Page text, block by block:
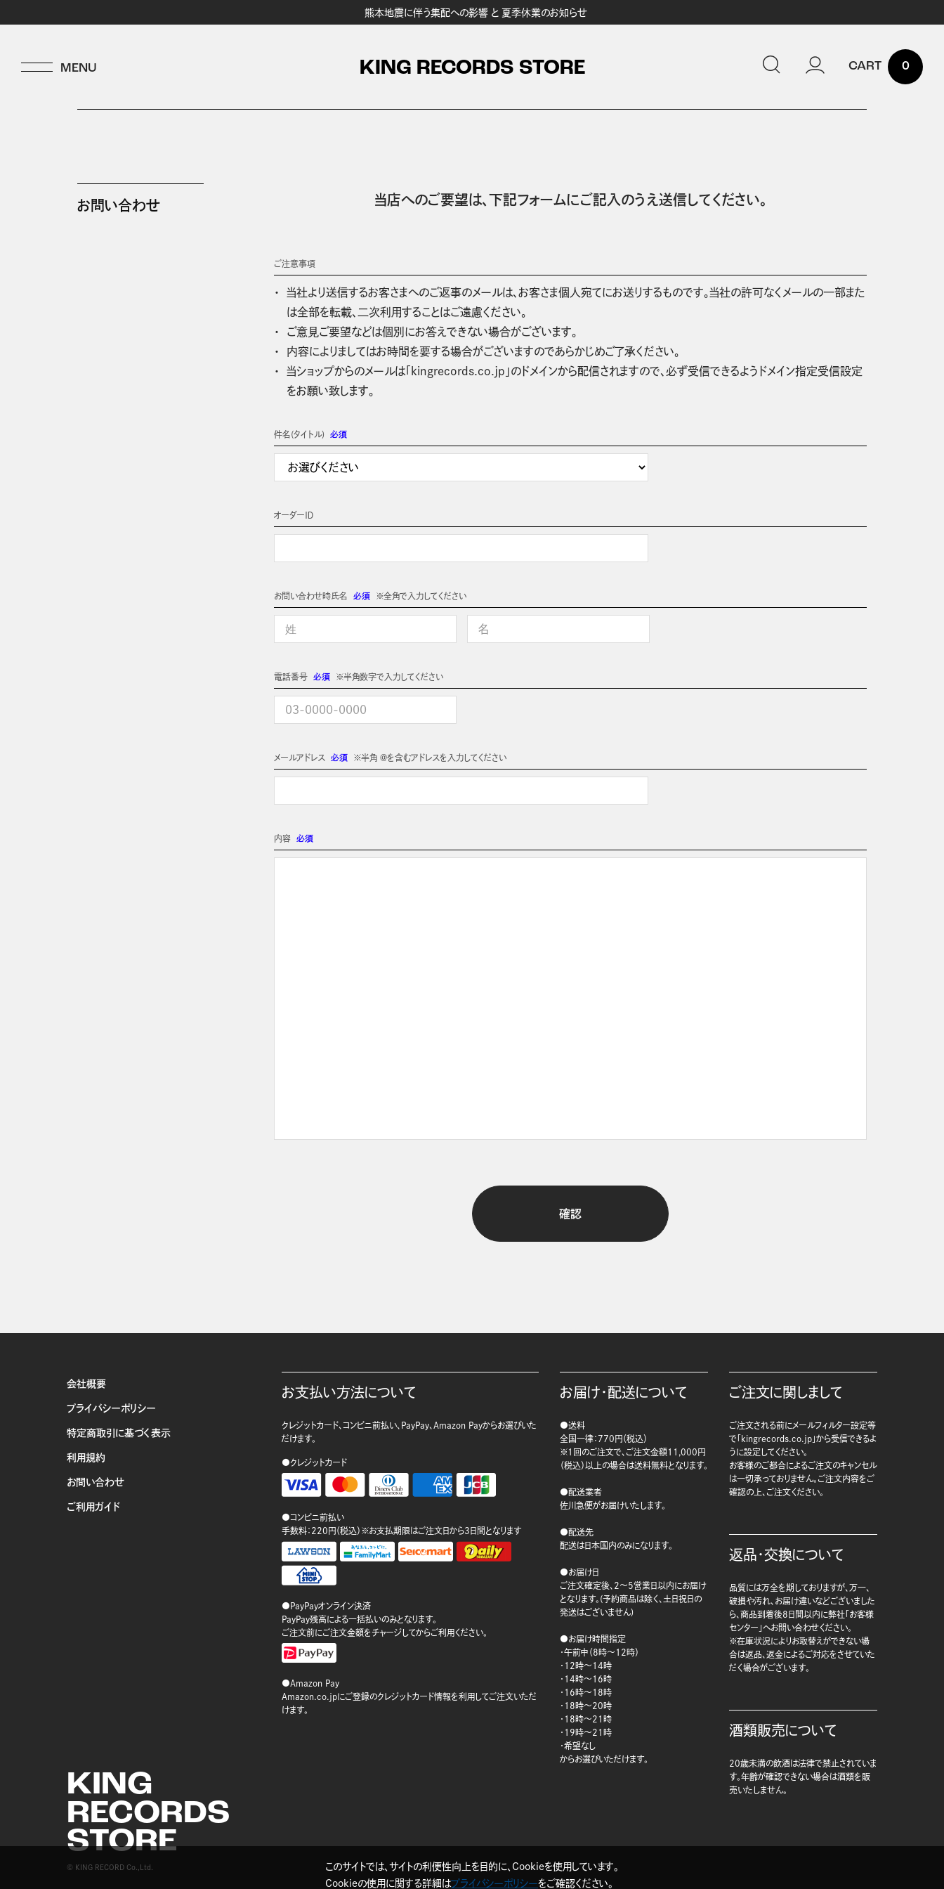
熊本地震に伴う集配への影響 と 夏季休業のお知らせ
KING RECORDS STORE 0
お問い合わせ 当店へのご要望は、 下記フォームにご記入のうえ送信してください。
ご注意事項
当社より送信するお客さまへのご返事のメールは、お客さま個人宛てにお送りするものです。当社の許可なくメールの一部また
は全部を転載、二次利用することはご遠慮ください。
ご意見ご要望などは個別にお答えできない場合がございます。
内容によりましてはお時間を要する場合がございますのであらかじめご了承ください。
当ショップからのメールは「kingrecords.co.jp」のドメインから配信されますので、必ず受信できるようドメイン指定受信設定
をお願い致します。
件名(タイトル) 必須
オーダーＩＤ
お問い合わせ時氏名 必須 ※全角で入力してください
電話番号 必須 ※半角数字で入力してください
メールアドレス 必須 ※半角 @を含むアドレスを入力してください
内容 必須
会社概要
プライバシーポリシー
特定商取引に基づく表示
利用規約
お問い合わせ
ご利用ガイド
KING
RECORDS
STORE
© KING RECORD Co.,Ltd.
お支払い方法について
クレジットカード、コンビニ前払い、PayPay、Amazon Payからお選びいた
だけます。
●クレジットカード
●コンビニ前払い
手数料：220円（税込）※お支払期限はご注文日から3日間となります
●PayPayオンライン決済
PayPay残高による一括払いのみとなります。
ご注文前にご注文金額をチャージしてからご利用ください。
●Amazon Pay
Amazon.co.jpにご登録のクレジットカード情報を利用してご注文いただ
けます。
お届け・配送について
●送料
全国一律：770円（税込）
※1回のご注文で、ご注文金額11,000円
（税込）以上の場合は送料無料となります。
●配送業者
佐川急便がお届けいたします。
●配送先
配送は日本国内のみになります。
●お届け日
ご注文確定後、2～5営業日以内にお届け
となります。(予約商品は除く、土日祝日の
発送はございません)
●お届け時間指定
・午前中（8時～12時）
・12時～14時
・14時～16時
・16時～18時
・18時～20時
・18時～21時
・19時～21時
・希望なし
からお選びいただけます。
ご注文に関しまして
ご注文される前にメールフィルター設定等
で「kingrecords.co.jp」から受信できるよ
うに設定してください。
お客様のご都合によるご注文のキャンセル
は一切承っておりません。ご注文内容をご
確認の上、ご注文ください。
返品・交換について
品質には万全を期しておりますが、万一、
破損や汚れ、お届け違いなどございました
ら、商品到着後8日間以内に弊社「お客様
センター」へお問い合わせください。
※在庫状況によりお取替えができない場
合は返品、返金によるご対応をさせていた
だく場合がございます。
酒類販売について
20歳未満の飲酒は法律で禁止されていま
す。年齢が確認できない場合は酒類を販
売いたしません。
このサイトでは、サイトの利便性向上を目的に、Cookieを使用しています。
Cookieの使用に関する詳細はプライバシーポリシーをご確認ください。